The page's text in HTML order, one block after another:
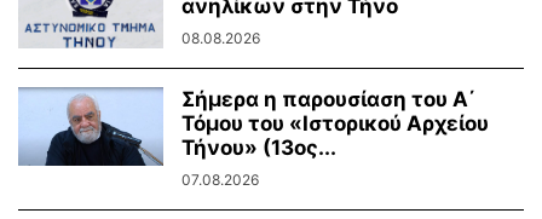
ανηλίκων στην Τήνο
08.08.2026
Σήμερα η παρουσίαση του Α΄
Τόμου του «Ιστορικού Αρχείου
Τήνου» (13ος...
07.08.2026